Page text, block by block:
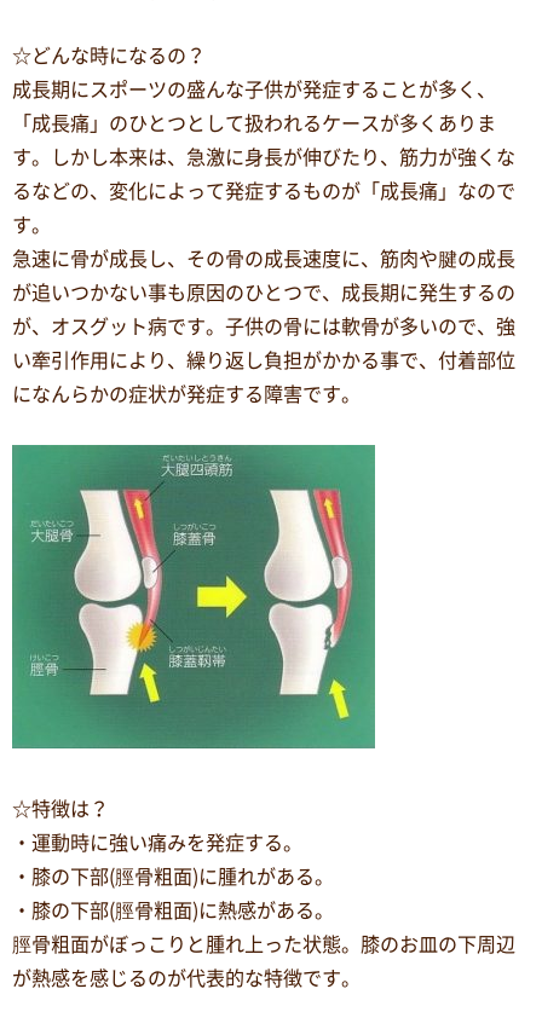
☆どんな時になるの？
成長期にスポーツの盛んな子供が発症することが多く、
「成長痛」のひとつとして扱われるケースが多くありま
す。しかし本来は、急激に身長が伸びたり、筋力が強くな
るなどの、変化によって発症するものが「成長痛」なので
す。
急速に骨が成長し、その骨の成長速度に、筋肉や腱の成長
が追いつかない事も原因のひとつで、成長期に発生するの
が、オスグット病です。子供の骨には軟骨が多いので、強
い牽引作用により、繰り返し負担がかかる事で、付着部位
になんらかの症状が発症する障害です。
☆特徴は？
・運動時に強い痛みを発症する。
・膝の下部(脛骨粗面)に腫れがある。
・膝の下部(脛骨粗面)に熱感がある。
脛骨粗面がぼっこりと腫れ上った状態。膝のお皿の下周辺
が熱感を感じるのが代表的な特徴です。